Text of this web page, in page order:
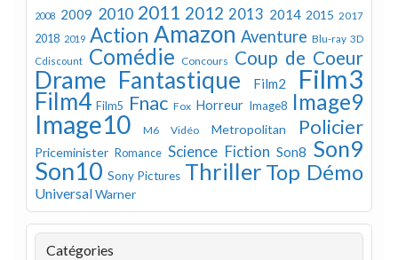
2008 2009 2010 2011 2012 2013 2014 2015 2017
2018 2019 Action Amazon Aventure Blu-ray 3D
Cdiscount Comédie Concours Coup de Coeur
Drame Fantastique Film2 Film3
Film4 Film5 Fnac Fox Horreur Image8 Image9
Image10 M6 Vidéo Metropolitan Policier
Priceminister Romance Science Fiction Son8 Son9
Son10 Sony Pictures Thriller Top Démo
UniversalWarner
Catégories